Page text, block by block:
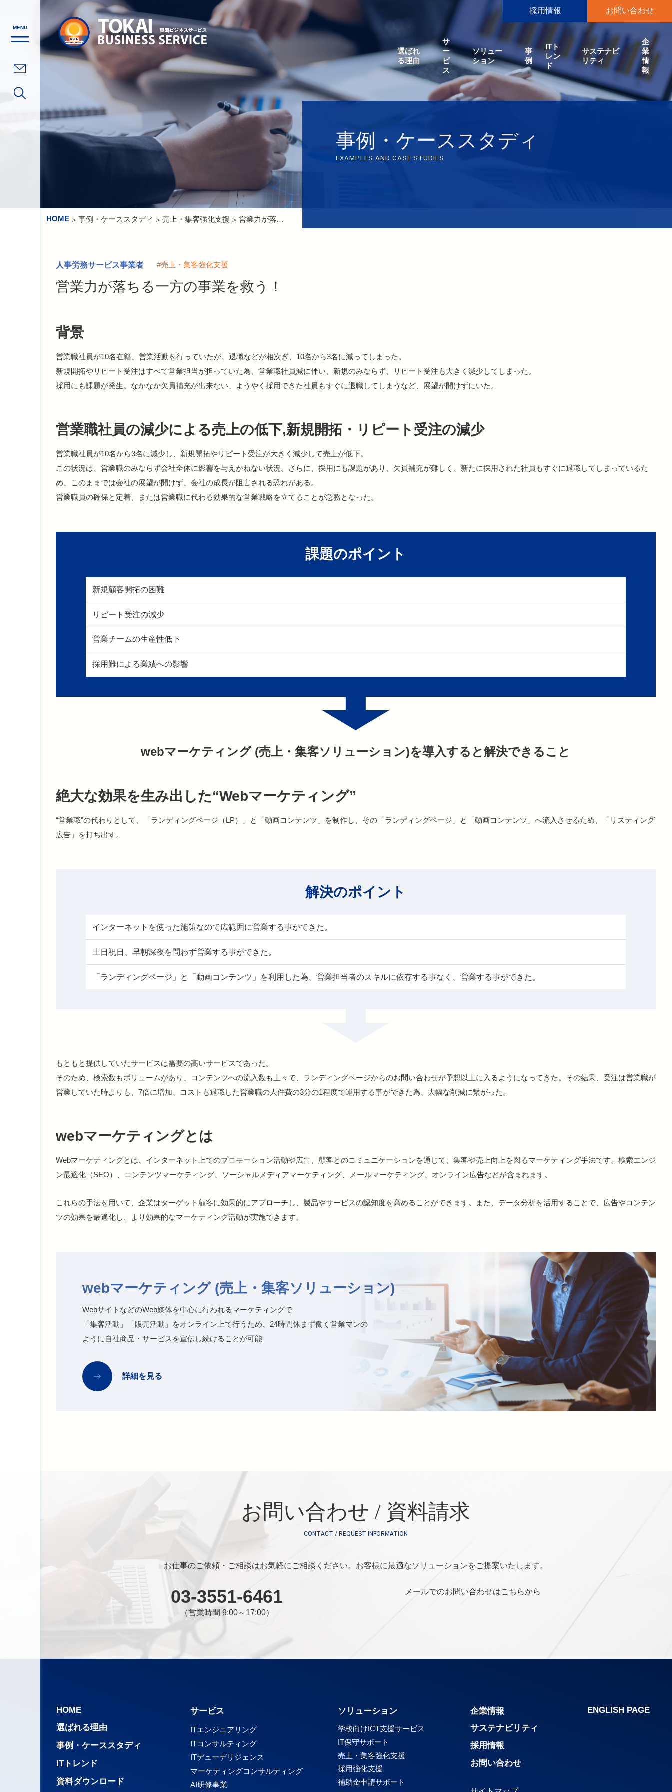
採用情報 お問い合わせ
選ばれ
る理由
サ
ー
ビ
ス
ソリュー
ション
事
例
ITト
レン
ド
サステナビ
リティ
企
業
情
報
MENU
事例・ケーススタディ
EXAMPLES AND CASE STUDIES
HOME 事例・ケーススタディ 売上・集客強化支援 営業力が落ちる一方の事業を救う！
人事労務サービス事業者 #売上・集客強化支援
営業力が落ちる一方の事業を救う！
背景
営業職社員が10名在籍、営業活動を行っていたが、退職などが相次ぎ、10名から3名に減ってしまった。
新規開拓やリピート受注はすべて営業担当が担っていた為、営業職社員減に伴い、新規のみならず、リピート受注も大きく減少してしまった。
採用にも課題が発生。なかなか欠員補充が出来ない、ようやく採用できた社員もすぐに退職してしまうなど、展望が開けずにいた。
営業職社員の減少による売上の低下,新規開拓・リピート受注の減少
営業職社員が10名から3名に減少し、新規開拓やリピート受注が大きく減少して売上が低下。
この状況は、営業職のみならず会社全体に影響を与えかねない状況。さらに、採用にも課題があり、欠員補充が難しく、新たに採用された社員もすぐに退職してしまっているた
め、このままでは会社の展望が開けず、会社の成長が阻害される恐れがある。
営業職員の確保と定着、または営業職に代わる効果的な営業戦略を立てることが急務となった。
課題のポイント
新規顧客開拓の困難
リピート受注の減少
営業チームの生産性低下
採用難による業績への影響
webマーケティング (売上・集客ソリューション)を導入すると解決できること
絶大な効果を生み出した“Webマーケティング”
“営業職”の代わりとして、「ランディングページ（LP）」と「動画コンテンツ」を制作し、その「ランディングページ」と「動画コンテンツ」へ流入させるため、「リスティング
広告」を打ち出す。
解決のポイント
インターネットを使った施策なので広範囲に営業する事ができた。
土日祝日、早朝深夜を問わず営業する事ができた。
「ランディングページ」と「動画コンテンツ」を利用した為、営業担当者のスキルに依存する事なく、営業する事ができた。
もともと提供していたサービスは需要の高いサービスであった。
そのため、検索数もボリュームがあり、コンテンツへの流入数も上々で、ランディングページからのお問い合わせが予想以上に入るようになってきた。その結果、受注は営業職が
営業していた時よりも、7倍に増加、コストも退職した営業職の人件費の3分の1程度で運用する事ができた為、大幅な削減に繋がった。
webマーケティングとは
Webマーケティングとは、インターネット上でのプロモーション活動や広告、顧客とのコミュニケーションを通じて、集客や売上向上を図るマーケティング手法です。検索エンジ
ン最適化（SEO）、コンテンツマーケティング、ソーシャルメディアマーケティング、メールマーケティング、オンライン広告などが含まれます。
これらの手法を用いて、企業はターゲット顧客に効果的にアプローチし、製品やサービスの認知度を高めることができます。また、データ分析を活用することで、広告やコンテン
ツの効果を最適化し、より効果的なマーケティング活動が実施できます。
webマーケティング (売上・集客ソリューション)
WebサイトなどのWeb媒体を中心に行われるマーケティングで
「集客活動」「販売活動」をオンライン上で行うため、24時間休まず働く営業マンの
ように自社商品・サービスを宣伝し続けることが可能
詳細を見る
お問い合わせ / 資料請求
CONTACT / REQUEST INFORMATION
お仕事のご依頼・ご相談はお気軽にご相談ください。お客様に最適なソリューションをご提案いたします。
03-3551-6461
（営業時間 9:00～17:00）
メールでのお問い合わせはこちらから
HOME
選ばれる理由
事例・ケーススタディ
ITトレンド
資料ダウンロード
サービス
ITエンジニアリング
ITコンサルティング
ITデューデリジェンス
マーケティングコンサルティング
AI研修事業
ソリューション
学校向けICT支援サービス
IT保守サポート
売上・集客強化支援
採用強化支援
補助金申請サポート
企業情報
サステナビリティ
採用情報
お問い合わせ
ENGLISH PAGE